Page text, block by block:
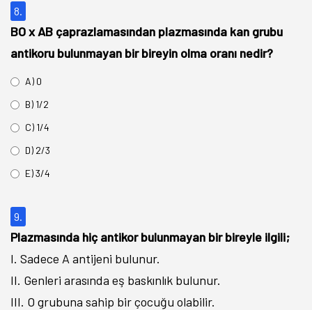
8.
BO x AB çaprazlamasından plazmasında kan grubu
antikoru bulunmayan bir bireyin olma oranı nedir?
A) 0
B) 1/2
C) 1/4
D) 2/3
E) 3/4
9.
Plazmasında hiç antikor bulunmayan bir bireyle ilgili;
I. Sadece A antijeni bulunur.
II. Genleri arasında eş baskınlık bulunur.
III. O grubuna sahip bir çocuğu olabilir.